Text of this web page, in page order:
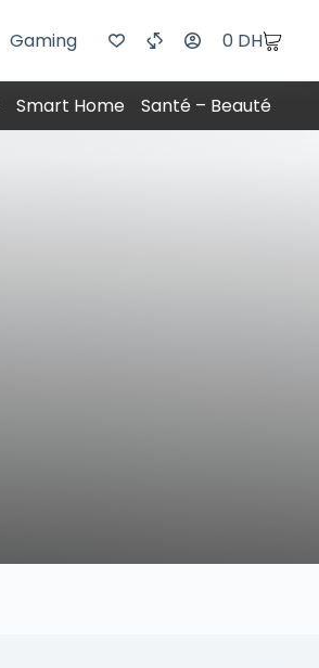
Gaming 0 DH
Smart Home Santé – Beauté